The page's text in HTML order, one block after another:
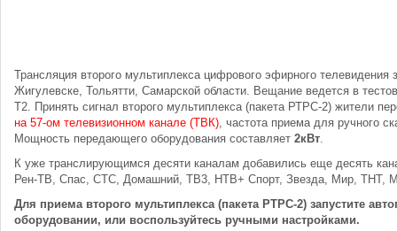
Трансляция второго мультиплекса цифрового эфирного
Жигулевске, Тольятти, Самарской области. Вещание ведется в
T2. Принять сигнал второго мультиплекса (пакета РТРС-2) жители
на 57-ом телевизионном канале (ТВК), частота приема для ручного
Мощность передающего оборудования составляет 2кВт.
К уже транслирующимся десяти каналам добавились еще десять
Рен-ТВ, Спас, СТС, Домашний, ТВ3, НТВ+ Спорт, Звезда, Мир, ТНТ,
Для приема второго мультиплекса (пакета РТРС-2) запустите
оборудовании, или воспользуйтесь ручными настройками.